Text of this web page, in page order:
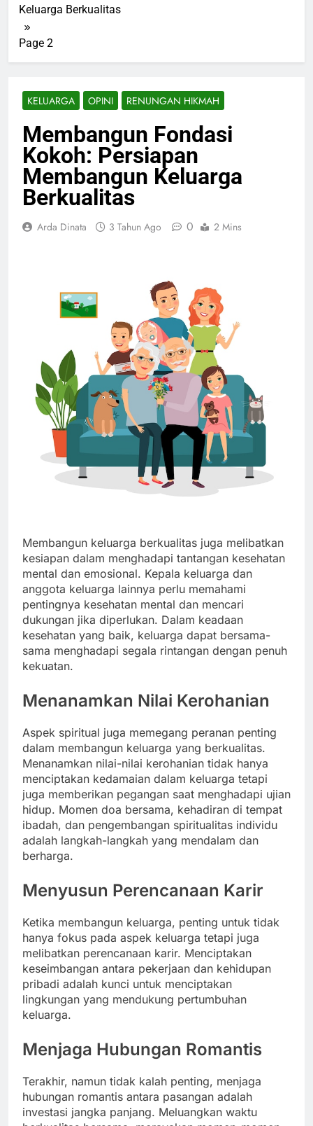
Keluarga Berkualitas
Page 2
KELUARGA OPINI RENUNGAN HIKMAH
Membangun Fondasi
Kokoh: Persiapan
Membangun Keluarga
Berkualitas
Arda Dinata 3 Tahun Ago 0 2 Mins
Membangun keluarga berkualitas juga melibatkan
kesiapan dalam menghadapi tantangan kesehatan
mental dan emosional. Kepala keluarga dan
anggota keluarga lainnya perlu memahami
pentingnya kesehatan mental dan mencari
dukungan jika diperlukan. Dalam keadaan
kesehatan yang baik, keluarga dapat bersama-
sama menghadapi segala rintangan dengan penuh
kekuatan.
Menanamkan Nilai Kerohanian
Aspek spiritual juga memegang peranan penting
dalam membangun keluarga yang berkualitas.
Menanamkan nilai-nilai kerohanian tidak hanya
menciptakan kedamaian dalam keluarga tetapi
juga memberikan pegangan saat menghadapi ujian
hidup. Momen doa bersama, kehadiran di tempat
ibadah, dan pengembangan spiritualitas individu
adalah langkah-langkah yang mendalam dan
berharga.
Menyusun Perencanaan Karir
Ketika membangun keluarga, penting untuk tidak
hanya fokus pada aspek keluarga tetapi juga
melibatkan perencanaan karir. Menciptakan
keseimbangan antara pekerjaan dan kehidupan
pribadi adalah kunci untuk menciptakan
lingkungan yang mendukung pertumbuhan
keluarga.
Menjaga Hubungan Romantis
Terakhir, namun tidak kalah penting, menjaga
hubungan romantis antara pasangan adalah
investasi jangka panjang. Meluangkan waktu